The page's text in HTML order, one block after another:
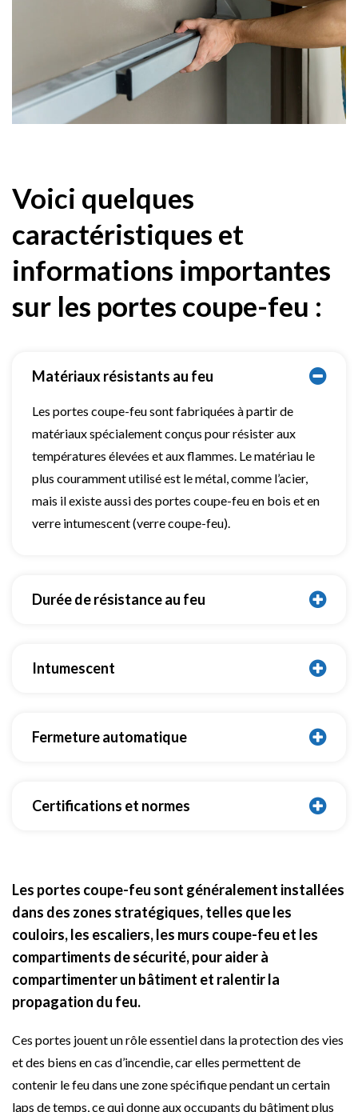
Voici quelques
caractéristiques et
informations importantes
sur les portes coupe-feu :
Matériaux résistants au feu
Les portes coupe-feu sont fabriquées à partir de
matériaux spécialement conçus pour résister aux
températures élevées et aux flammes. Le matériau le
plus couramment utilisé est le métal, comme l’acier,
mais il existe aussi des portes coupe-feu en bois et en
verre intumescent (verre coupe-feu).
Durée de résistance au feu
Intumescent
Fermeture automatique
Certifications et normes
Les portes coupe-feu sont généralement installées
dans des zones stratégiques, telles que les
couloirs, les escaliers, les murs coupe-feu et les
compartiments de sécurité, pour aider à
compartimenter un bâtiment et ralentir la
propagation du feu.
Ces portes jouent un rôle essentiel dans la protection des vies
et des biens en cas d’incendie, car elles permettent de
contenir le feu dans une zone spécifique pendant un certain
laps de temps, ce qui donne aux occupants du bâtiment plus